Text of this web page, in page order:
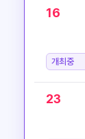
16
개최중
23